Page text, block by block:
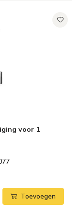
voor 1
Toevoegen